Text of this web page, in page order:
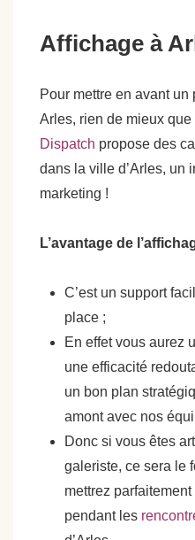
Affichage à
Pour mettre en avant
Arles, rien de mieux que
Dispatch propose des
dans la ville d’Arles, un
marketing !
L’avantage de
C’est un support
place ;
En effet vous aurez
une efficacité
un bon plan
amont avec nos
Donc si vous êtes
galeriste, ce sera le
mettrez
pendant les